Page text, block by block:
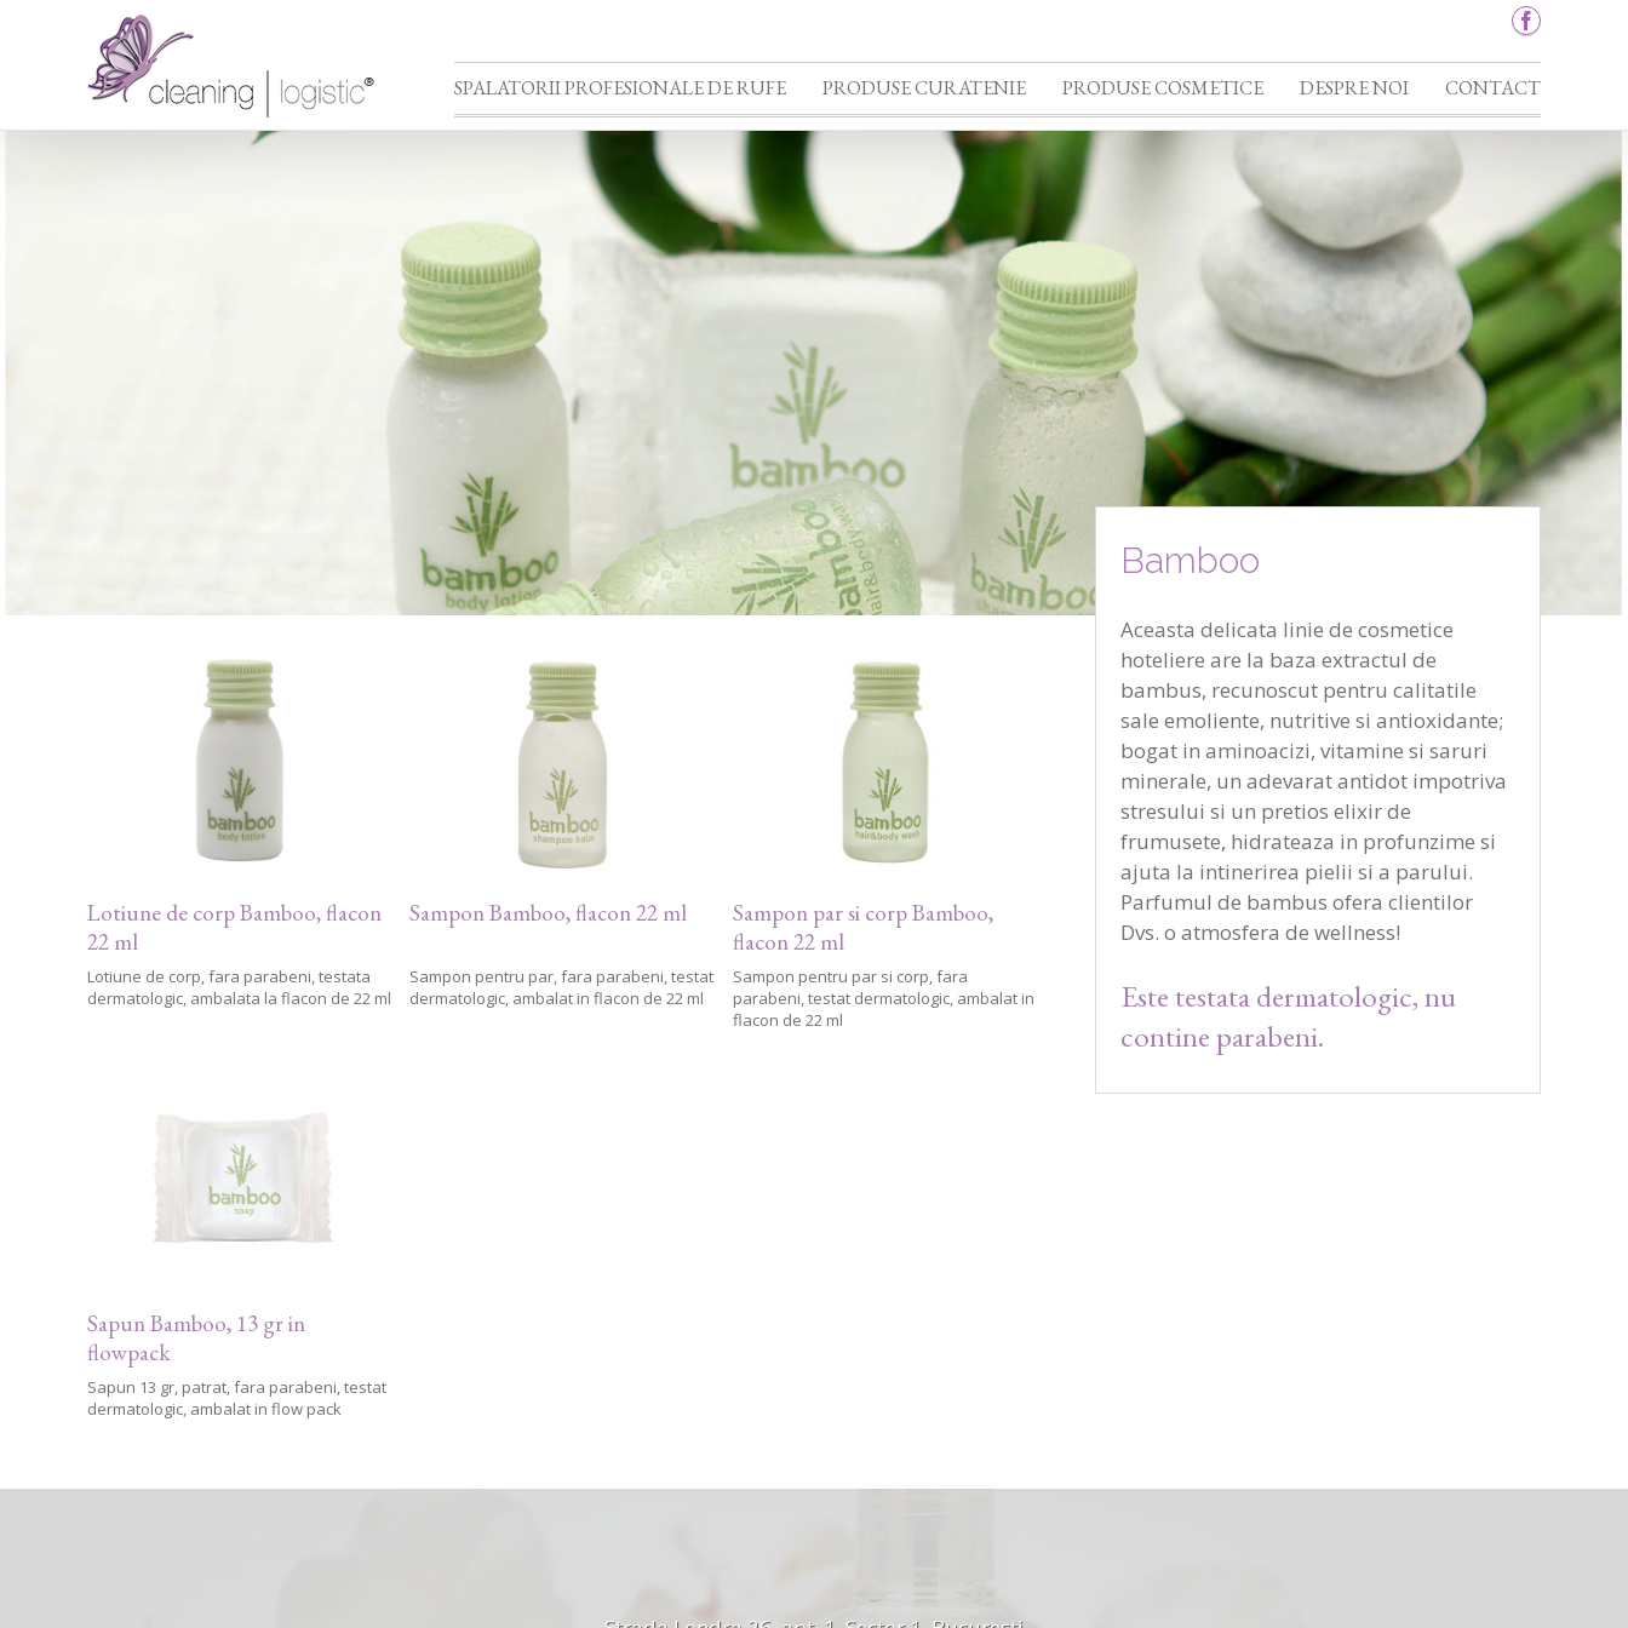
SPALATORII PROFESIONALE DE RUFE PRODUSE CURATENIE PRODUSE COSMETICE DESPRE NOI CONTACT
Lotiune de corp Bamboo, flacon
22 ml
Lotiune de corp, fara parabeni, testata
dermatologic, ambalata la flacon de 22 ml
Sampon Bamboo, flacon 22 ml
Sampon pentru par, fara parabeni, testat
dermatologic, ambalat in flacon de 22 ml
Sampon par si corp Bamboo,
flacon 22 ml
Sampon pentru par si corp, fara
parabeni, testat dermatologic, ambalat in
flacon de 22 ml
Sapun Bamboo, 13 gr in
flowpack
Sapun 13 gr, patrat, fara parabeni, testat
dermatologic, ambalat in flow pack
Bamboo
Aceasta delicata linie de cosmetice
hoteliere are la baza extractul de
bambus, recunoscut pentru calitatile
sale emoliente, nutritive si antioxidante;
bogat in aminoacizi, vitamine si saruri
minerale, un adevarat antidot impotriva
stresului si un pretios elixir de
frumusete, hidrateaza in profunzime si
ajuta la intinerirea pielii si a parului.
Parfumul de bambus ofera clientilor
Dvs. o atmosfera de wellness!
Este testata dermatologic, nu
contine parabeni.